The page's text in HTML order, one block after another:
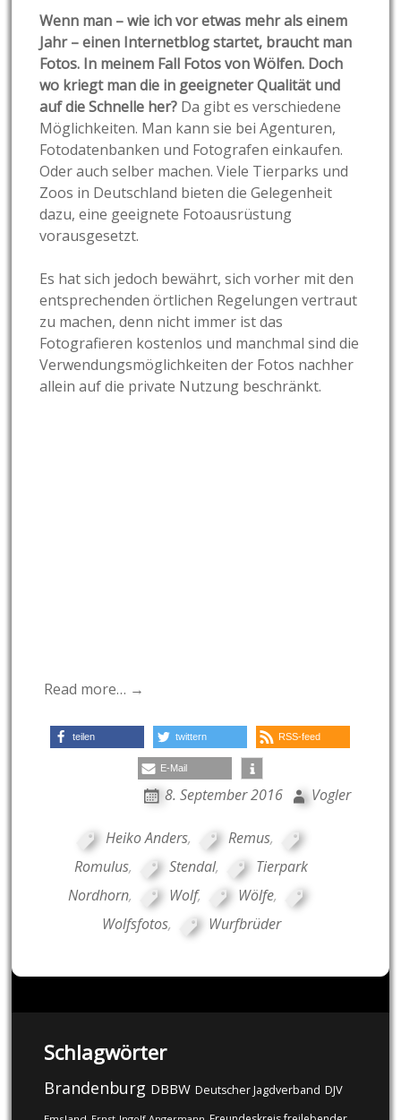
Wenn man – wie ich vor etwas mehr als einem
Jahr – einen Internetblog startet, braucht man
Fotos. In meinem Fall Fotos von Wölfen. Doch
wo kriegt man die in geeigneter Qualität und
auf die Schnelle her? Da gibt es verschiedene
Möglichkeiten. Man kann sie bei Agenturen,
Fotodatenbanken und Fotografen einkaufen.
Oder auch selber machen. Viele Tierparks und
Zoos in Deutschland bieten die Gelegenheit
dazu, eine geeignete Fotoausrüstung
vorausgesetzt.
Es hat sich jedoch bewährt, sich vorher mit den
entsprechenden örtlichen Regelungen vertraut
zu machen, denn nicht immer ist das
Fotografieren kostenlos und manchmal sind die
Verwendungsmöglichkeiten der Fotos nachher
allein auf die private Nutzung beschränkt.
Read more… →
teilen twittern RSS-feed
E-Mail
8. September 2016 Vogler
Heiko Anders, Remus,
Romulus, Stendal,
Tierpark
Nordhorn, Wolf, Wölfe,
Wolfsfotos, Wurfbrüder
Schlagwörter
Brandenburg DBBW Deutscher Jagdverband DJV